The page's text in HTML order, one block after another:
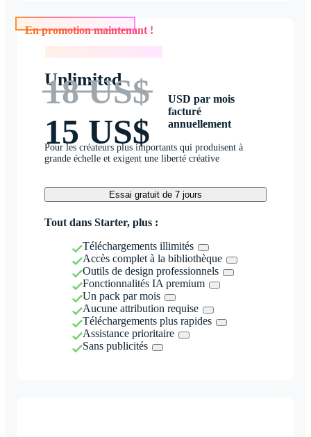
En promotion maintenant !
Unlimited
18 US$
15 US$
USD par mois
facturé
annuellement
Pour les créateurs plus importants qui produisent à
grande échelle et exigent une liberté créative
Essai gratuit de 7 jours
Tout dans Starter, plus :
Téléchargements illimités
Accès complet à la bibliothèque
Outils de design professionnels
Fonctionnalités IA premium
Un pack par mois
Aucune attribution requise
Téléchargements plus rapides
Assistance prioritaire
Sans publicités